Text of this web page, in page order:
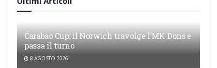
Carabao Cup: il Norwich travolge l’MK Dons e
passa il turno
8 AGOSTO 2026